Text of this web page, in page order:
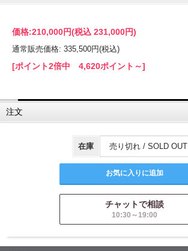
価格:210,000円(税込 231,000円)
通常販売価格: 335,500円(税込)
[ポイント2倍中 4,620ポイント～]
注文
在庫 売り切れ / SOLD OUT
チャットで相談
10:30～19:00